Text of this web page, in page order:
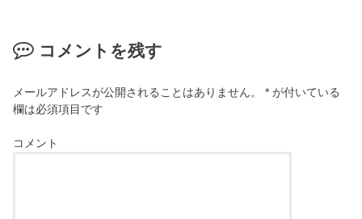
コメントを残す
メールアドレスが公開されることはありません。 * が付いている
欄は必須項目です
コメント